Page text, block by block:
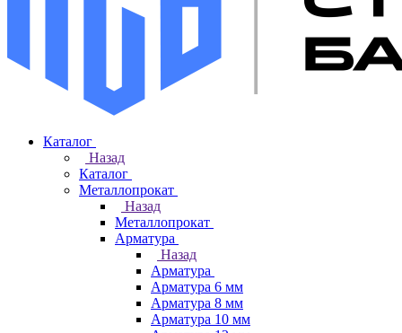
Каталог
Назад
Каталог
Металлопрокат
Назад
Металлопрокат
Арматура
Назад
Арматура
Арматура 6 мм
Арматура 8 мм
Арматура 10 мм